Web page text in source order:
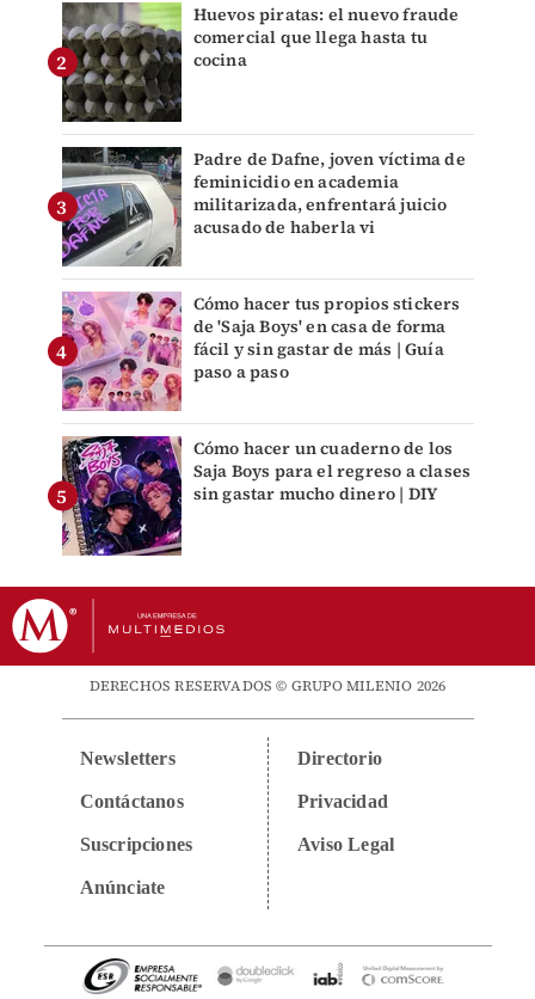
Huevos piratas: el nuevo fraude
comercial que llega hasta tu
cocina
Padre de Dafne, joven víctima de
feminicidio en academia
militarizada, enfrentará juicio
acusado de haberla vi
Cómo hacer tus propios stickers
de 'Saja Boys' en casa de forma
fácil y sin gastar de más | Guía
paso a paso
Cómo hacer un cuaderno de los
Saja Boys para el regreso a clases
sin gastar mucho dinero | DIY
DERECHOS RESERVADOS © GRUPO MILENIO 2026
Newsletters
Contáctanos
Suscripciones
Anúnciate
Directorio
Privacidad
Aviso Legal